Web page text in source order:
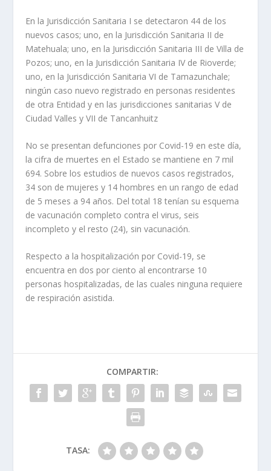
En la Jurisdicción Sanitaria I se detectaron 44 de los
nuevos casos; uno, en la Jurisdicción Sanitaria II de
Matehuala; uno, en la Jurisdicción Sanitaria III de Villa de
Pozos; uno, en la Jurisdicción Sanitaria IV de Rioverde;
uno, en la Jurisdicción Sanitaria VI de Tamazunchale;
ningún caso nuevo registrado en personas residentes
de otra Entidad y en las jurisdicciones sanitarias V de
Ciudad Valles y VII de Tancanhuitz
No se presentan defunciones por Covid-19 en este día,
la cifra de muertes en el Estado se mantiene en 7 mil
694. Sobre los estudios de nuevos casos registrados,
34 son de mujeres y 14 hombres en un rango de edad
de 5 meses a 94 años. Del total 18 tenían su esquema
de vacunación completo contra el virus, seis
incompleto y el resto (24), sin vacunación.
Respecto a la hospitalización por Covid-19, se
encuentra en dos por ciento al encontrarse 10
personas hospitalizadas, de las cuales ninguna requiere
de respiración asistida.
COMPARTIR:
TASA: